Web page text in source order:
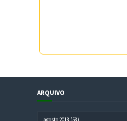
ARQUIVO